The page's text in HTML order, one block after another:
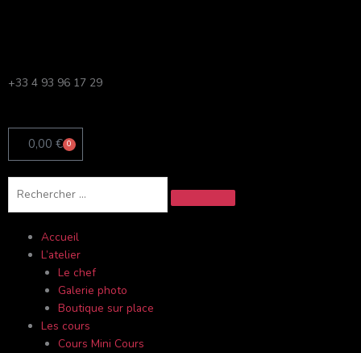
+33 4 93 96 17 29
0,00 € 0
Panier
Accueil
L’atelier
Le chef
Galerie photo
Boutique sur place
Les cours
Cours Mini Cours